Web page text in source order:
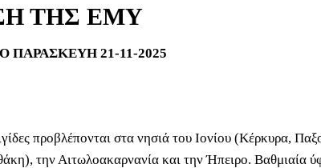
ΤΗΣ ΕΜΥ
ΠΑΡΑΣΚΕΥΗ 21-11-2025
προβλέπονται στα νησιά του Ιονίου (Κέρκυρα,
την Αιτωλοακαρνανία και την Ήπειρο. Βαθμιαία